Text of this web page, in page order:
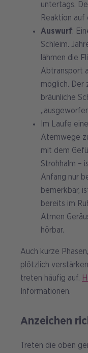
untertags.
Reaktion auf
Auswurf:
Schleim.
lähmen die
Abtransport
möglich. Der
bräunliche
Im Laufe
Atemwege
mit dem
Strohhalm –
Anfang nur
bemerkbar,
bereits im
Atmen
hörbar.
Auch kurze
plötzlich
treten häufig auf.
Informationen.
Anzeichen
Treten die oben